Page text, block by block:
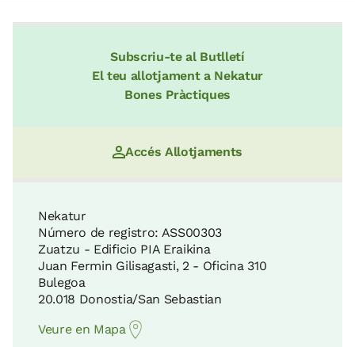
Subscriu-te al Butlletí
El teu allotjament a Nekatur
Bones Pràctiques
Accés Allotjaments
Nekatur
Número de registro: ASS00303
Zuatzu - Edificio PIA Eraikina
Juan Fermin Gilisagasti, 2 - Oficina 310
Bulegoa
20.018 Donostia/San Sebastian
Veure en Mapa